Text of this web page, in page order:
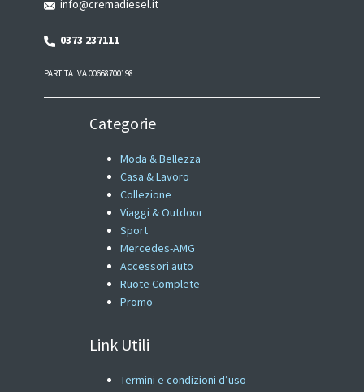
info@cremadiesel.it
0373 237111
PARTITA IVA 00668700198
Categorie
Moda & Bellezza
Casa & Lavoro
Collezione
Viaggi & Outdoor
Sport
Mercedes-AMG
Accessori auto
Ruote Complete
Promo
Link Utili
Termini e condizioni d’uso